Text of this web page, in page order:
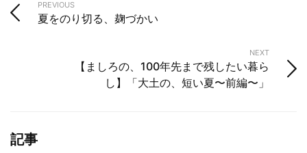
PREVIOUS
夏をのり切る、麹づかい
NEXT
【ましろの、100年先まで残したい暮ら
し】「大土の、短い夏〜前編〜」
記事